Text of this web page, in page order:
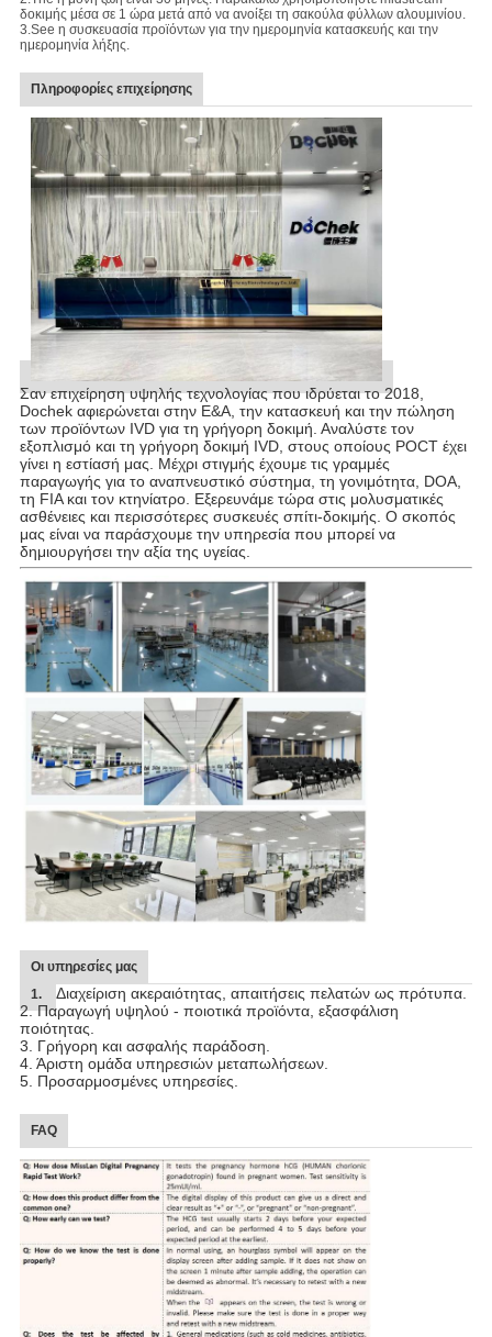
δοκιμής μέσα σε 1 ώρα μετά από να ανοίξει τη σακούλα φύλλων αλουμινίου.
3.See η συσκευασία προϊόντων για την ημερομηνία κατασκευής και την
ημερομηνία λήξης.
Πληροφορίες επιχείρησης
Σαν επιχείρηση υψηλής τεχνολογίας που ιδρύεται το 2018,
Dochek αφιερώνεται στην Ε&Α, την κατασκευή και την πώληση
των προϊόντων IVD για τη γρήγορη δοκιμή. Αναλύστε τον
εξοπλισμό και τη γρήγορη δοκιμή IVD, στους οποίους POCT έχει
γίνει η εστίασή μας. Μέχρι στιγμής έχουμε τις γραμμές
παραγωγής για το αναπνευστικό σύστημα, τη γονιμότητα, DOA,
τη FIA και τον κτηνίατρο. Εξερευνάμε τώρα στις μολυσματικές
ασθένειες και περισσότερες συσκευές σπίτι-δοκιμής. Ο σκοπός
μας είναι να παράσχουμε την υπηρεσία που μπορεί να
δημιουργήσει την αξία της υγείας.
Οι υπηρεσίες μας
1.
Διαχείριση ακεραιότητας, απαιτήσεις πελατών ως πρότυπα.
2. Παραγωγή υψηλού - ποιοτικά προϊόντα, εξασφάλιση
ποιότητας.
3. Γρήγορη και ασφαλής παράδοση.
4. Άριστη ομάδα υπηρεσιών μεταπωλήσεων.
5. Προσαρμοσμένες υπηρεσίες.
FAQ